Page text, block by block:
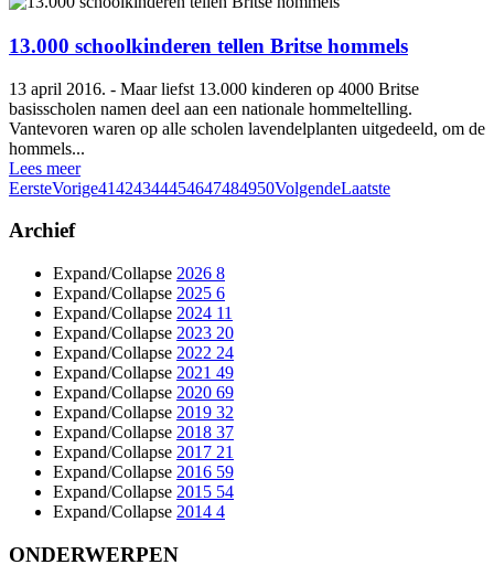
13.000 schoolkinderen tellen Britse hommels
13 april 2016. - Maar liefst 13.000 kinderen op 4000 Britse
basisscholen namen deel aan een nationale hommeltelling.
Vantevoren waren op alle scholen lavendelplanten uitgedeeld, om de
hommels...
Lees meer
EersteVorige41424344454647484950VolgendeLaatste
Archief
Expand/Collapse 2026 8
Expand/Collapse 2025 6
Expand/Collapse 2024 11
Expand/Collapse 2023 20
Expand/Collapse 2022 24
Expand/Collapse 2021 49
Expand/Collapse 2020 69
Expand/Collapse 2019 32
Expand/Collapse 2018 37
Expand/Collapse 2017 21
Expand/Collapse 2016 59
Expand/Collapse 2015 54
Expand/Collapse 2014 4
ONDERWERPEN